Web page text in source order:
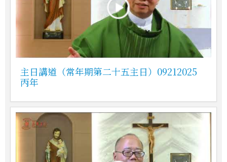
主日講道（常年期第二十五主日）09212025
丙年